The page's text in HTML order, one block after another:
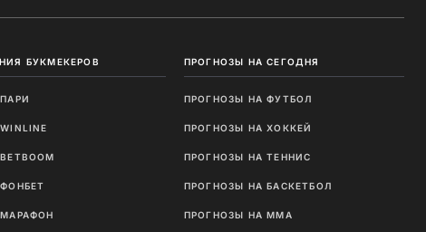
БУКМЕКЕРОВ ПРОГНОЗЫ НА СЕГОДНЯ
ПРОГНОЗЫ НА ФУТБОЛ
ПРОГНОЗЫ НА ХОККЕЙ
ПРОГНОЗЫ НА ТЕННИС
ПРОГНОЗЫ НА БАСКЕТБОЛ
ПРОГНОЗЫ НА MMA